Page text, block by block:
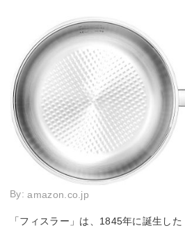
By:amazon.co.jp
「フィスラー」は、1845年に誕生し